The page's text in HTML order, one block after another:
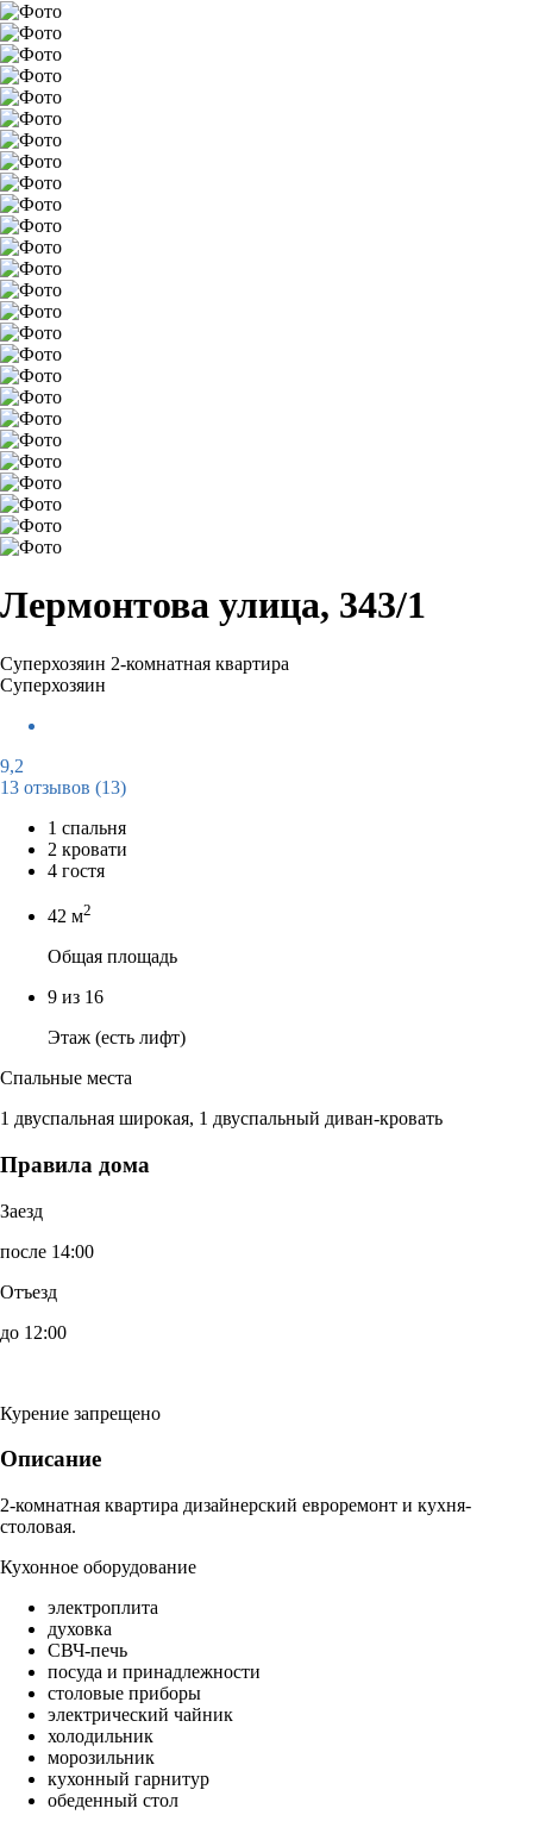
Лермонтова улица, 343/1
Суперхозяин 2-комнатная квартира
Суперхозяин
9,2
13 отзывов (13)
1 спальня
2 кровати
4 гостя
42 м2
Общая площадь
9 из 16
Этаж (есть лифт)
Спальные места
1 двуспальная широкая, 1 двуспальный диван-кровать
Правила дома
Заезд
после 14:00
Отъезд
до 12:00
Курение запрещено
Описание
2-комнатная квартира дизайнерский евроремонт и кухня-
столовая.
Кухонное оборудование
электроплита
духовка
СВЧ-печь
посуда и принадлежности
столовые приборы
электрический чайник
холодильник
морозильник
кухонный гарнитур
обеденный стол